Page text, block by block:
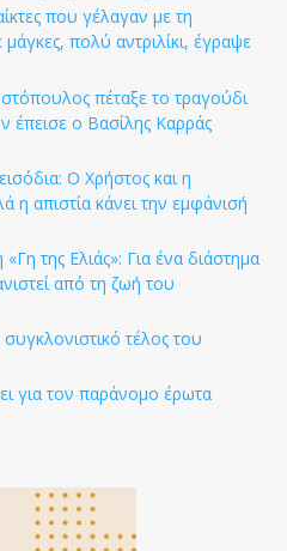
που γέλαγαν με τη
πολύ αντριλίκι, έγραψε
πέταξε το τραγούδι
έπεισε ο Βασίλης Καρράς
Ο Χρήστος και η
η απιστία κάνει την εμφάνισή
της Ελιάς»: Για ένα διάστημα
από τη ζωή του
τέλος του
για τον παράνομο έρωτα